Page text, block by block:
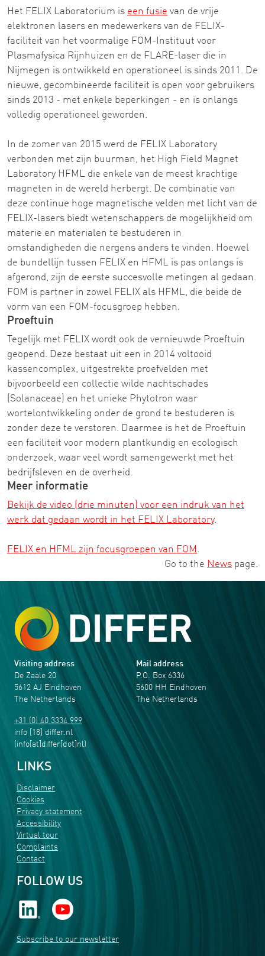
Het FELIX Laboratorium is een fusie van de vrije
elektronen lasers en medewerkers van de FELIX-
faciliteit van het voormalige FOM-Instituut voor
Plasmafysica Rijnhuizen en de FLARE-laser die in
Nijmegen is ontwikkeld en operationeel is sinds 2011. De
nieuwe, gecombineerde faciliteit is open voor gebruikers
sinds 2013 - met enkele beperkingen - en is onlangs
volledig operationeel geworden.
In de zomer van 2015 werd de FELIX Laboratory
verbonden met zijn buurman, het High Field Magnet
Laboratory HFML die enkele van de meest krachtige
magneten in de wereld herbergt. De combinatie van
deze continue hoge magnetische velden met licht van de
FELIX-lasers biedt wetenschappers de mogelijkheid om
materie en materialen te bestuderen in
omstandigheden die nergens anders te vinden. Hoewel
de bundellijn tussen FELIX en HFML is pas onlangs is
afgerond, zijn de eerste succesvolle metingen al gedaan.
FOM is partner in zowel FELIX als HFML, die beide de
vorm van een FOM-focusgroep hebben.
Proeftuin
Tegelijk met FELIX wordt ook de vernieuwde Proeftuin
geopend. Deze bestaat uit een in 2014 voltooid
kassencomplex, uitgestrekte proefvelden met
bijvoorbeeld een collectie wilde nachtschades
(Solanaceae) en het unieke Phytotron waar
wortelontwikkeling onder de grond te bestuderen is
zonder deze te verstoren. Daarmee is het de Proeftuin
een faciliteit voor modern plantkundig en ecologisch
onderzoek, waar veel wordt samengewerkt met het
bedrijfsleven en de overheid.
Meer informatie
Bekijk de video (drie minuten) voor een indruk van het
werk dat gedaan wordt in het FELIX Laboratory.
FELIX en HFML zijn focusgroepen van FOM.
Go to the News page.
Visiting address
De Zaale 20
5612 AJ Eindhoven
The Netherlands
+31 (0) 40 3334 999
info [18] differ.nl
(info[at]differ[dot]nl)
Mail address
P.O. Box 6336
5600 HH Eindhoven
The Netherlands
LINKS
Disclaimer
Cookies
Privacy statement
Accessibility
Virtual tour
Complaints
Contact
FOLLOW US
Subscribe to our newsletter